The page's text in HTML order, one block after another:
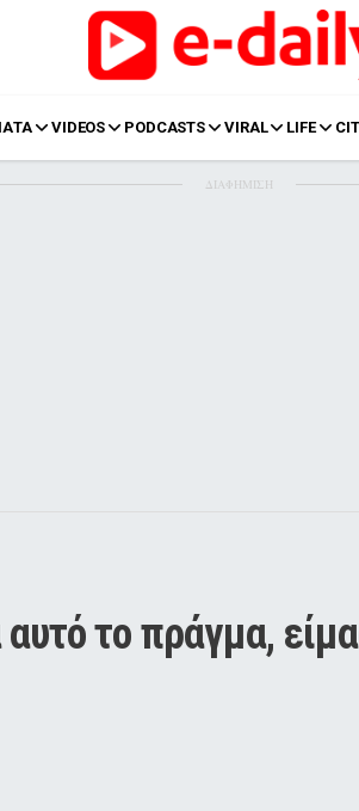
VIDEOS PODCASTS VIRAL LIFE
ΔΙΑΦΗΜΙΣΗ
το πράγμα,